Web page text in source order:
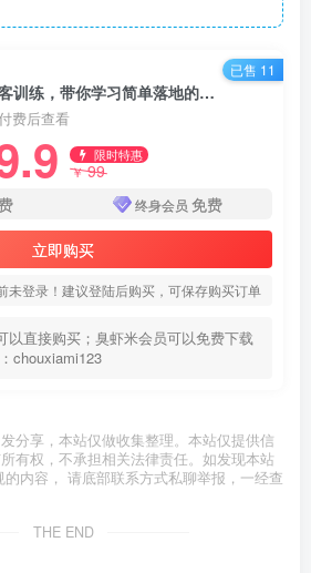
2023实体店家精准获客训练，带你学习简单落地的获客秘籍（27节课）
费后查看
限时特惠
￥99
终身会员 免费
立即购买
未登录！建议登陆后购买，可保存购买订单
以直接购买；臭虾米会员可以免费下载
chouxiami123
已售 11
分享，本站仅做收集整理。本站仅提供信
有权，不承担相关法律责任。如发现本站
内容， 请底部联系方式私聊举报，一经查
THE END